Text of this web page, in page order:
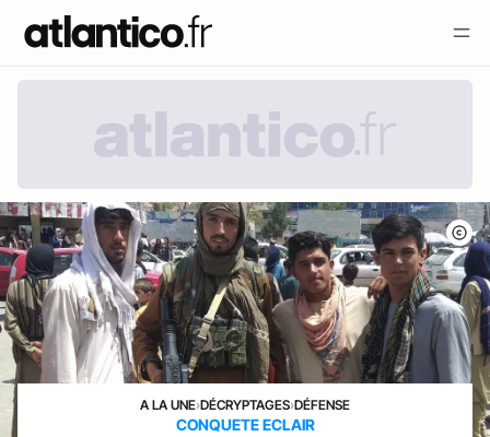
A LA UNE›DÉCRYPTAGES›DÉFENSE
CONQUETE ECLAIR